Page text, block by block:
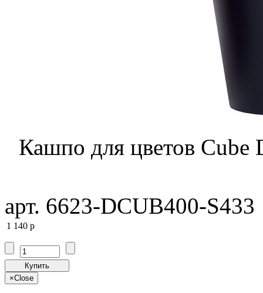
Кашпо для цветов Cube
арт. 6623-DCUB400-S433
1 140 p
Купить
×Close